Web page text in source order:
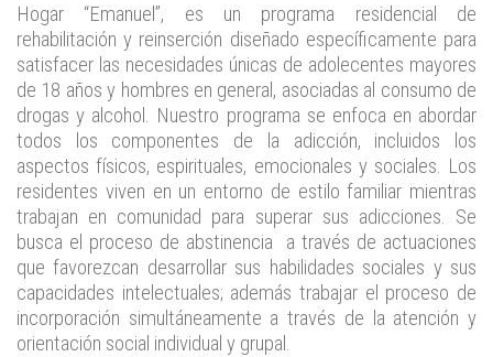
Hogar “Emanuel”, es un programa residencial de
rehabilitación y reinserción diseñado específicamente para
satisfacer las necesidades únicas de adolecentes mayores
de 18 años y hombres en general, asociadas al consumo de
drogas y alcohol. Nuestro programa se enfoca en abordar
todos los componentes de la adicción, incluidos los
aspectos físicos, espirituales, emocionales y sociales. Los
residentes viven en un entorno de estilo familiar mientras
trabajan en comunidad para superar sus adicciones. Se
busca el proceso de abstinencia a través de actuaciones
que favorezcan desarrollar sus habilidades sociales y sus
capacidades intelectuales; además trabajar el proceso de
incorporación simultáneamente a través de la atención y
orientación social individual y grupal.